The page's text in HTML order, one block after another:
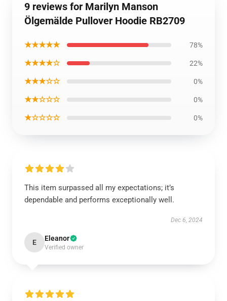
9 reviews for Marilyn Manson
Ölgemälde Pullover Hoodie RB2709
★★★★★ 78%
★★★★☆ 22%
★★★☆☆ 0%
★★☆☆☆ 0%
★☆☆☆☆ 0%
This item surpassed all my expectations; it’s
dependable and performs exceptionally well.
Dec 6, 2024
E Eleanor
Verified owner